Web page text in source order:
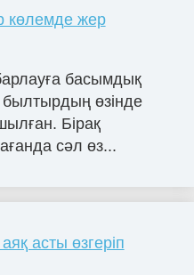
көлемде жер
басымдық
былтырдың өзінде
Бірақ
сәл өз...
асты өзгеріп